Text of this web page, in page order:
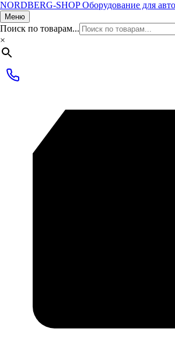
NORDBERG-SHOP Оборудование для
Меню
Поиск по товарам...
×